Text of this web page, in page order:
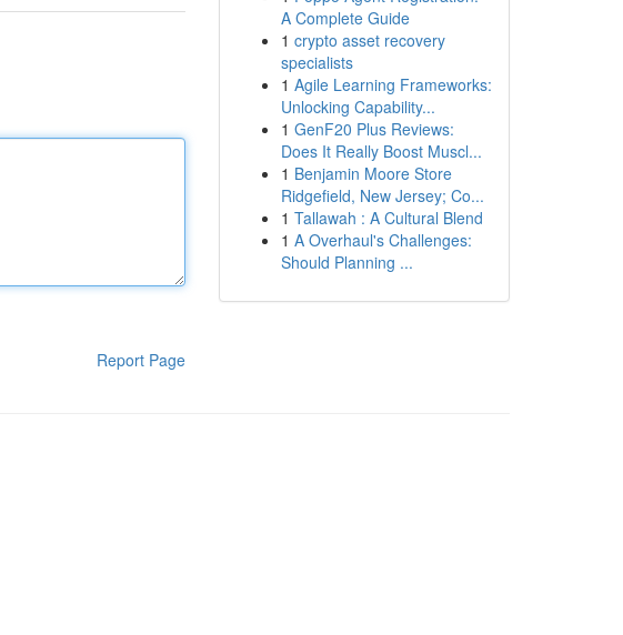
Report Page
A Complete Guide
1 crypto asset recovery
specialists
1 Agile Learning Frameworks:
Unlocking Capability...
1 GenF20 Plus Reviews:
Does It Really Boost Muscl...
1 Benjamin Moore Store
Ridgefield, New Jersey; Co...
1 Tallawah : A Cultural Blend
1 A Overhaul's Challenges:
Should Planning ...